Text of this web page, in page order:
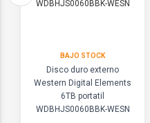
BAJO STOCK
Disco duro externo
Western Digital Elements
6TB portatil
WDBHJS0060BBK-WESN